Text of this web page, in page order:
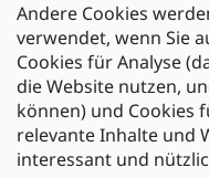
Andere Cookies
verwendet, wenn Sie
Cookies für Analyse
die Website nutzen,
können) und Cookies
relevante Inhalte und
interessant und
Zahlarten: